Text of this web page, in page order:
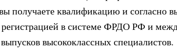
получаете квалификацию и согласно
в системе ФРДО РФ и
выпусков высококлассных